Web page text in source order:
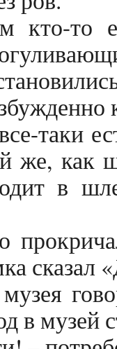
то
таки
же, как
в
сказал
в музей